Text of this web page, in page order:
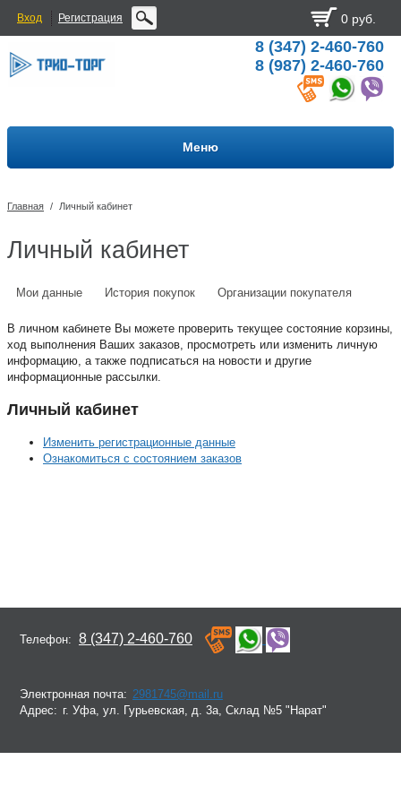
Вход Регистрация 0 руб.
8 (347) 2-460-760
8 (987) 2-460-760
Меню
Главная / Личный кабинет
Личный кабинет
Мои данные История покупок Организации покупателя
В личном кабинете Вы можете проверить текущее состояние корзины,
ход выполнения Ваших заказов, просмотреть или изменить личную
информацию, а также подписаться на новости и другие
информационные рассылки.
Личный кабинет
Изменить регистрационные данные
Ознакомиться с состоянием заказов
Телефон: 8 (347) 2-460-760
Электронная почта: 2981745@mail.ru
Адрес: г. Уфа, ул. Гурьевская, д. 3а, Склад №5 "Нарат"